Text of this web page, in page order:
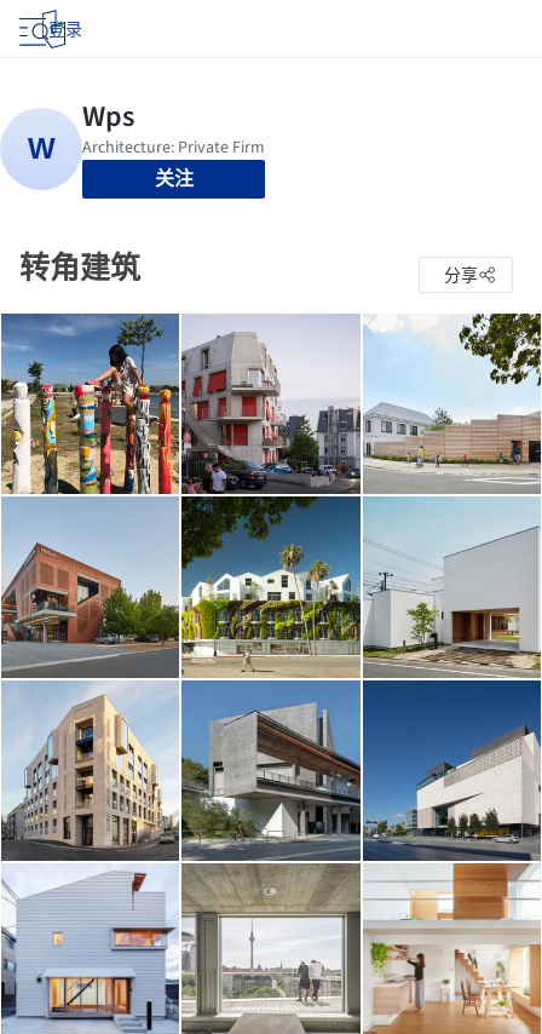
登录
关注
转角建筑 分享